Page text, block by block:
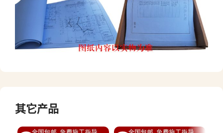
其它产品